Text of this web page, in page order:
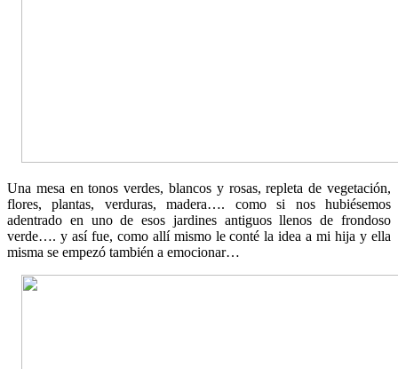
Una mesa en tonos verdes, blancos y rosas, repleta de vegetación,
flores, plantas, verduras, madera…. como si nos hubiésemos
adentrado en uno de esos jardines antiguos llenos de frondoso
verde…. y así fue, como allí mismo le conté la idea a mi hija y ella
misma se empezó también a emocionar…